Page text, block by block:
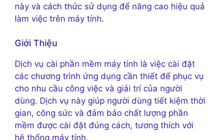
này và cách thức sử dụng để nâng cao hiệu quả
làm việc trên máy tính.
Giới Thiệu
Dịch vụ cài phần mềm máy tính là việc cài đặt
các chương trình ứng dụng cần thiết để phục vụ
cho nhu cầu công việc và giải trí của người
dùng. Dịch vụ này giúp người dùng tiết kiệm thời
gian, công sức và đảm bảo chất lượng phần
mềm được cài đặt đúng cách, tương thích với
hệ thống máy tính.